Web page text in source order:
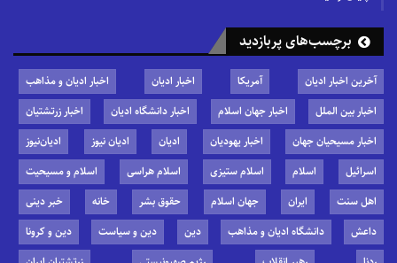
برچسب‌های پربازدید
آخرین اخبار ادیان آمریکا اخبار ادیان
اخبار ادیان و مذاهب
اخبار بین الملل
اخبار جهان اسلام اخبار دانشگاه ادیان
اخبار زرتشتیان
اخبار مسیحیان جهان
اخبار یهودیان ادیان ادیان نیوز
ادیان‌نیوز
اسرائیل
اسلام اسلام ستیزی اسلام هراسی
اسلام و مسیحیت
اهل سنت
ایران جهان اسلام حقوق بشر خانه
خبر دینی
داعش
دانشگاه ادیان و مذاهب دین دین و سیاست
دین و کرونا